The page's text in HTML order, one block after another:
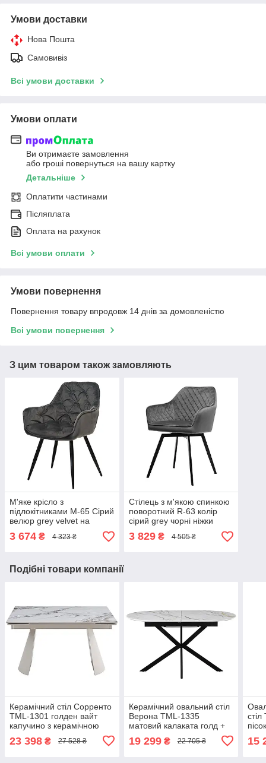
Умови доставки
Нова Пошта
Самовивіз
Всі умови доставки
Умови оплати
Ви отримаєте замовлення
або гроші повернуться на вашу картку
Детальніше
Оплатити частинами
Післяплата
Оплата на рахунок
Всі умови оплати
Умови повернення
Повернення товару впродовж 14 днів за домовленістю
Всі умови повернення
З цим товаром також замовляють
М'яке крісло з
підлокітниками M-65 Сірий
велюр grey velvet на
3 674 ₴ 4 323 ₴
Стілець з м'якою спинкою
поворотний R-63 колір
сірий grey чорні ніжки
3 829₴ 4 505 ₴
Подібні товари компанії
Керамічний стіл Сорренто
TML-1301 голден вайт
капучино з керамічною
механізмом 130-180 см
23 398 ₴ 27 528 ₴
Керамічний овальний стіл
Верона TML-1335
матовий калаката голд +
книжка-автомат
19 299₴ 22 705 ₴ 15